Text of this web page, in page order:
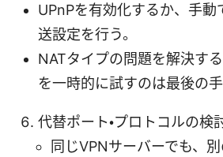
UPnPを有効化するか、手動
送設定を行う。
NATタイプの問題を解決す
を一時的に試すのは最後の手
代替ポート・プロトコルの検
同じVPNサーバーでも、